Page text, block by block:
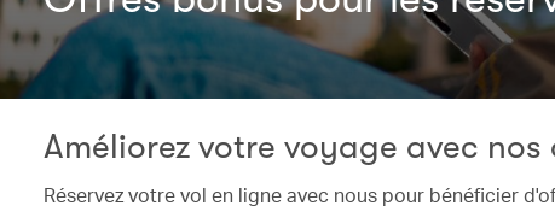
Améliorez votre voyage avec
Réservez votre vol en ligne avec nous pour bénéficier